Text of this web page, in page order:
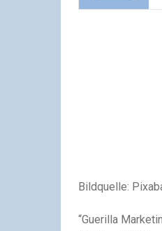
Bildquelle:
“Guerilla